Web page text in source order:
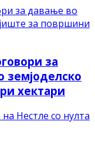
за
земјоделско
хектари